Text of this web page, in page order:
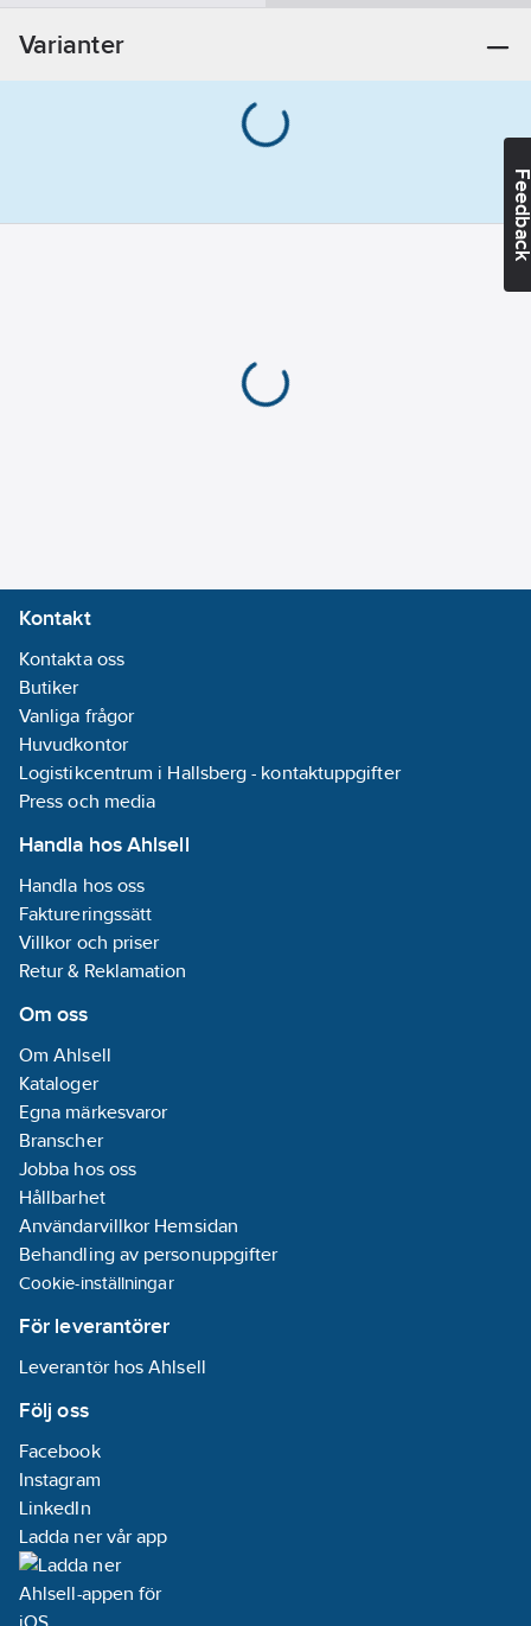
3A
Varianter
Kontakt
Kontakta oss
Butiker
Vanliga frågor
Huvudkontor
Logistikcentrum i Hallsberg - kontaktuppgifter
Press och media
Handla hos Ahlsell
Handla hos oss
Faktureringssätt
Villkor och priser
Retur & Reklamation
Om oss
Om Ahlsell
Kataloger
Egna märkesvaror
Branscher
Jobba hos oss
Hållbarhet
Användarvillkor Hemsidan
Behandling av personuppgifter
Cookie-inställningar
För leverantörer
Leverantör hos Ahlsell
Följ oss
Facebook
Instagram
LinkedIn
Ladda ner vår app